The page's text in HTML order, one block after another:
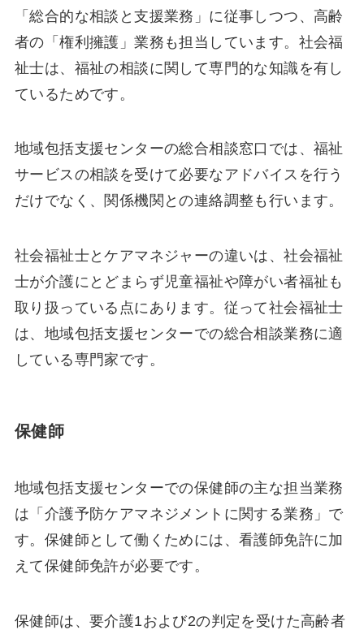
「総合的な相談と支援業務」に従事しつつ、高齢
者の「権利擁護」業務も担当しています。社会福
祉士は、福祉の相談に関して専門的な知識を有し
ているためです。
地域包括支援センターの総合相談窓口では、福祉
サービスの相談を受けて必要なアドバイスを行う
だけでなく、関係機関との連絡調整も行います。
社会福祉士とケアマネジャーの違いは、社会福祉
士が介護にとどまらず児童福祉や障がい者福祉も
取り扱っている点にあります。従って社会福祉士
は、地域包括支援センターでの総合相談業務に適
している専門家です。
保健師
地域包括支援センターでの保健師の主な担当業務
は「介護予防ケアマネジメントに関する業務」で
す。保健師として働くためには、看護師免許に加
えて保健師免許が必要です。
保健師は、要介護1および2の判定を受けた高齢者